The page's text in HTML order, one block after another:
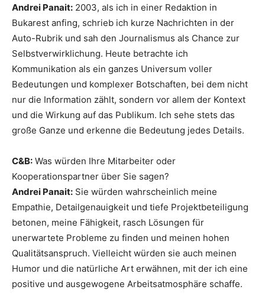
Andrei Panait: 2003, als ich in einer Redaktion in
Bukarest anfing, schrieb ich kurze Nachrichten in der
Auto-Rubrik und sah den Journalismus als Chance zur
Selbstverwirklichung. Heute betrachte ich
Kommunikation als ein ganzes Universum voller
Bedeutungen und komplexer Botschaften, bei dem nicht
nur die Information zählt, sondern vor allem der Kontext
und die Wirkung auf das Publikum. Ich sehe stets das
große Ganze und erkenne die Bedeutung jedes Details.
C&B: Was würden Ihre Mitarbeiter oder
Kooperationspartner über Sie sagen?
Andrei Panait: Sie würden wahrscheinlich meine
Empathie, Detailgenauigkeit und tiefe Projektbeteiligung
betonen, meine Fähigkeit, rasch Lösungen für
unerwartete Probleme zu finden und meinen hohen
Qualitätsanspruch. Vielleicht würden sie auch meinen
Humor und die natürliche Art erwähnen, mit der ich eine
positive und ausgewogene Arbeitsatmosphäre schaffe.